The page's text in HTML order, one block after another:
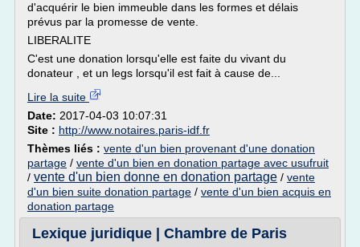
d'acquérir le bien immeuble dans les formes et délais
prévus par la promesse de vente.
LIBERALITE
C'est une donation lorsqu'elle est faite du vivant du
donateur , et un legs lorsqu'il est fait à cause de...
Lire la suite
Date: 2017-04-03 10:07:31
Site : http://www.notaires.paris-idf.fr
Thèmes liés : vente d'un bien provenant d'une donation
partage / vente d'un bien en donation partage avec usufruit
/ vente d'un bien donne en donation partage / vente
d'un bien suite donation partage / vente d'un bien acquis en
donation partage
Lexique juridique | Chambre de Paris